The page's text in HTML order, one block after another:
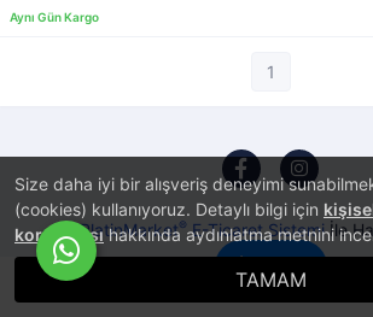
Size daha iyi bir alışveriş deneyimi
(cookies) kullanıyoruz. Detaylı bilgi için
korunmasıhakkında aydınlatma metnini
TAMAM
1
İletişim
PlatinMarket®E-Ticaret Sistemiİle